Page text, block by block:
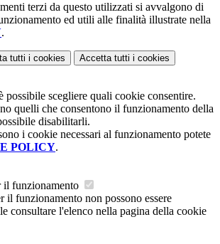
terzi da questo utilizzati si avvalgono di
ed utili alle finalità illustrate nella
.
tutti i cookies Accetta tutti i cookies
possibile scegliere quali cookie consentire.
quelli che consentono il funzionamento della
disabilitarli.
i cookie necessari al funzionamento potete
POLICY.
il funzionamento
il funzionamento non possono essere
consultare l'elenco nella pagina della cookie